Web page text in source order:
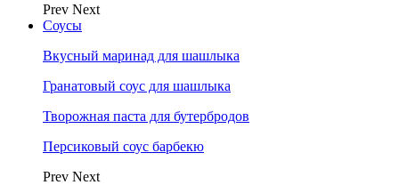
Prev Next
Соусы
Вкусный маринад для шашлыка
Гранатовый соус для шашлыка
Творожная паста для бутербродов
Персиковый соус барбекю
Prev Next